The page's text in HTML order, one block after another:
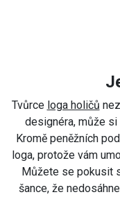
Tvůrce loga holičů
designéra, může
Kromě peněžních
loga, protože vám
Můžete se pokusit
šance, že